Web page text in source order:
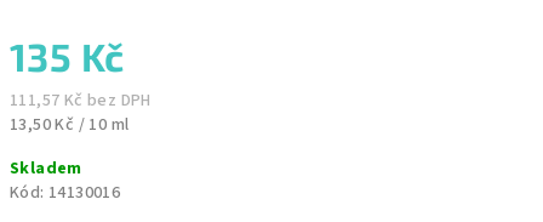
135 Kč
111,57 Kč bez DPH
Měrná
13,50 Kč / 10 ml
Skladem
Kód: 14130016